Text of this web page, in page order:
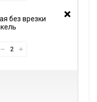
без врезки